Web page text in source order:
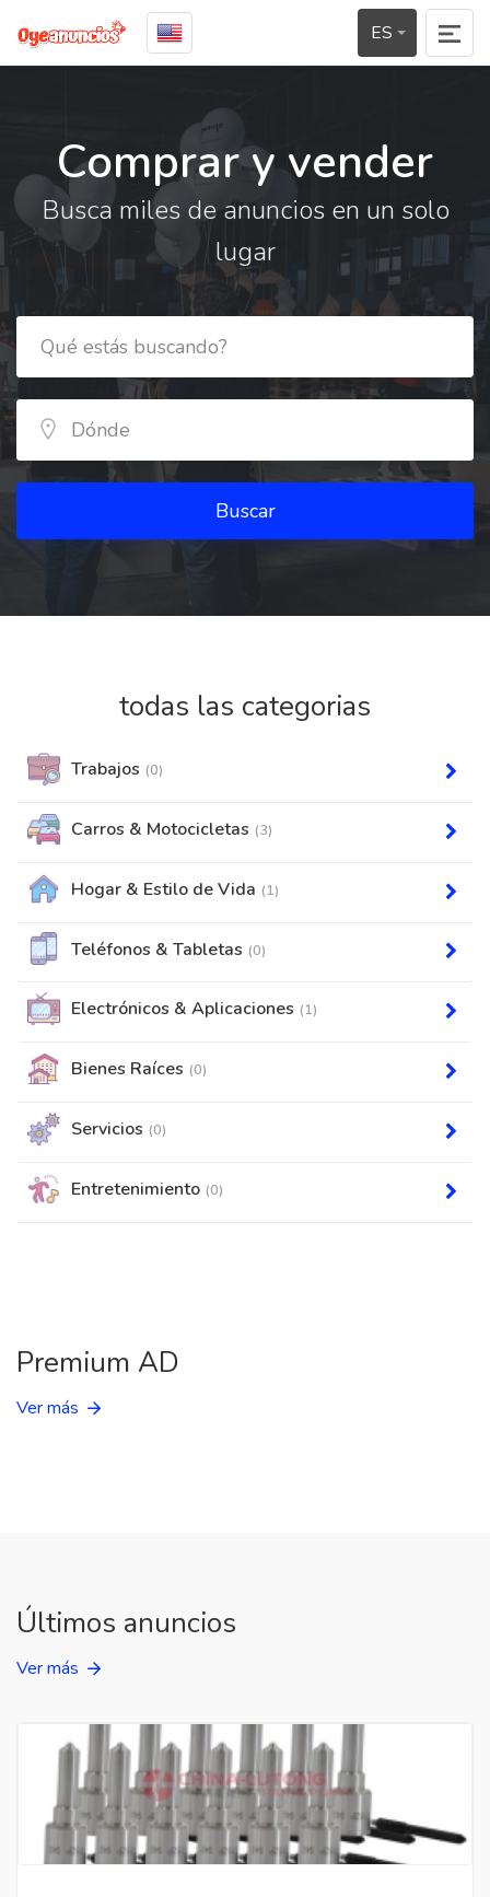
ES
Comprar y vender
Busca miles de anuncios en un solo
lugar
Buscar
todas las categorias
Trabajos (0)
Carros & Motocicletas (3)
Hogar & Estilo de Vida (1)
Teléfonos & Tabletas (0)
Electrónicos & Aplicaciones (1)
Bienes Raíces (0)
Servicios (0)
Entretenimiento (0)
Premium AD
Ver más
Últimos anuncios
Ver más